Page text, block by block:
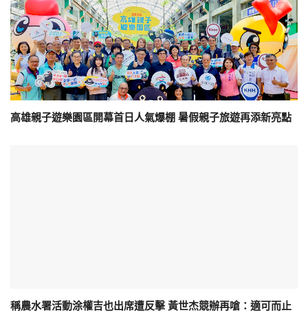
高雄親子遊樂園區開幕首日人氣爆棚 暑假親子旅遊再添新亮點
稱農水署活動涂權吉也出席遭反擊 黃世杰競辦再嗆：適可而止